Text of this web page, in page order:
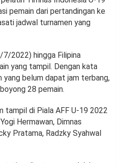
pemain dari pertandingan ke
jadwal turnamen yang
2022) hingga Filipina
yang tampil. Dengan kata
yang belum dapat jam terbang,
28 pemain.
tampil di Piala AFF U-19 2022
Hermawan, Dimnas
Pratama, Radzky Syahwal